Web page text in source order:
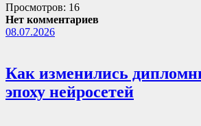
Просмотров: 16
Нет комментариев
08.07.2026
Как изменились
эпоху нейросетей